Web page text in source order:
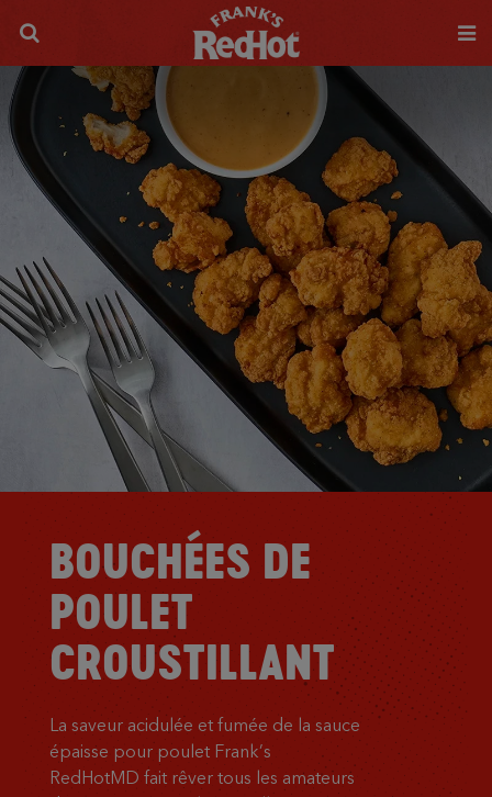
BOUCHÉES DE
POULET
CROUSTILLANT
La saveur acidulée et fumée de la sauce
épaisse pour poulet Frank’s
RedHotMD fait rêver tous les amateurs